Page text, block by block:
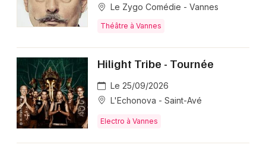
Le Zygo Comédie - Vannes
Théâtre à Vannes
Hilight Tribe - Tournée
Le 25/09/2026
L'Echonova - Saint-Avé
Electro à Vannes